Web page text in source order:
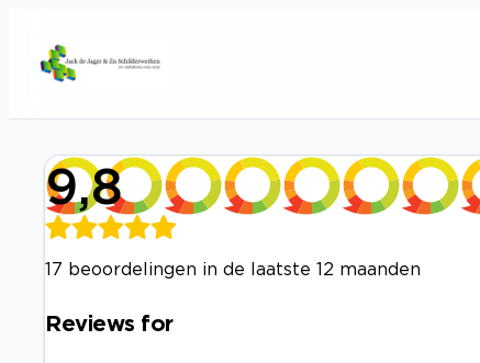
9,8
17 beoordelingen in de laatste 12 maanden
Reviews for